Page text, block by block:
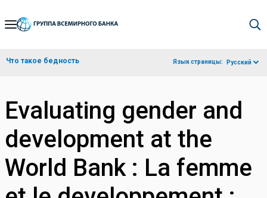
Skip
Navigation
Что такое бедность Язык страницы: Русский
Evaluating gender and
development at the
World Bank : La femme